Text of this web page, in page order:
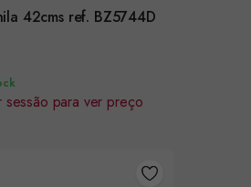
42cms ref. BZ5744D
sessão para ver preço